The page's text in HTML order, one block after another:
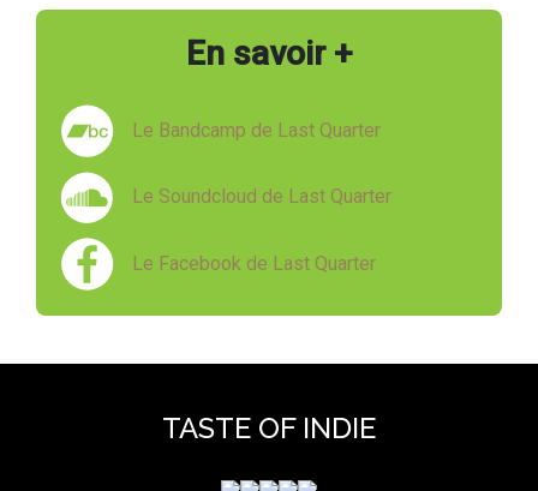
En savoir +
Le Bandcamp de Last Quarter
Le Soundcloud de Last Quarter
Le Facebook de Last Quarter
TASTE OF INDIE